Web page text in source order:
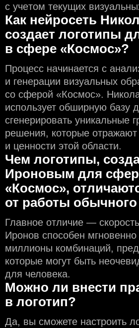
с учeтом текущих
Как нейросеть
создаeт логотипы
в сфере «Космос»?
Процесс начинается с
и генерации визуальных
со сферой «Космос».
использует обширную базу
сгенерировать уникальные
решения, которые
и ценности этой области.
Чем логотипы,
Ироновым для
«Космос»,
от работы
Главное отличие —
Иронов способен мгновенно
миллионы комбинаций,
которые могут быть
для человека.
Можно ли внести
в логотип?
Да, вы сможете настроить